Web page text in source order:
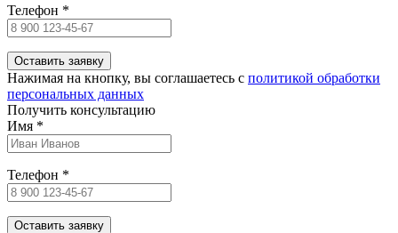
Телефон *
Нажимая на кнопку, вы соглашаетесь c политикой обработки
персональных данных
Получить консультацию
Имя *
Телефон *